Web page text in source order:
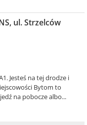
ul. Strzelców
Jesteś na tej drodze i
Bytom to
na pobocze albo...